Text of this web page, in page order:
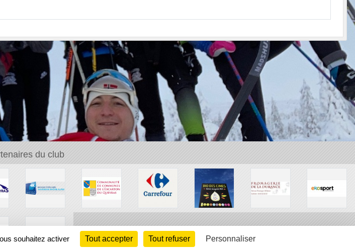
du club
souhaitez activer Tout accepter Tout refuser Personnaliser